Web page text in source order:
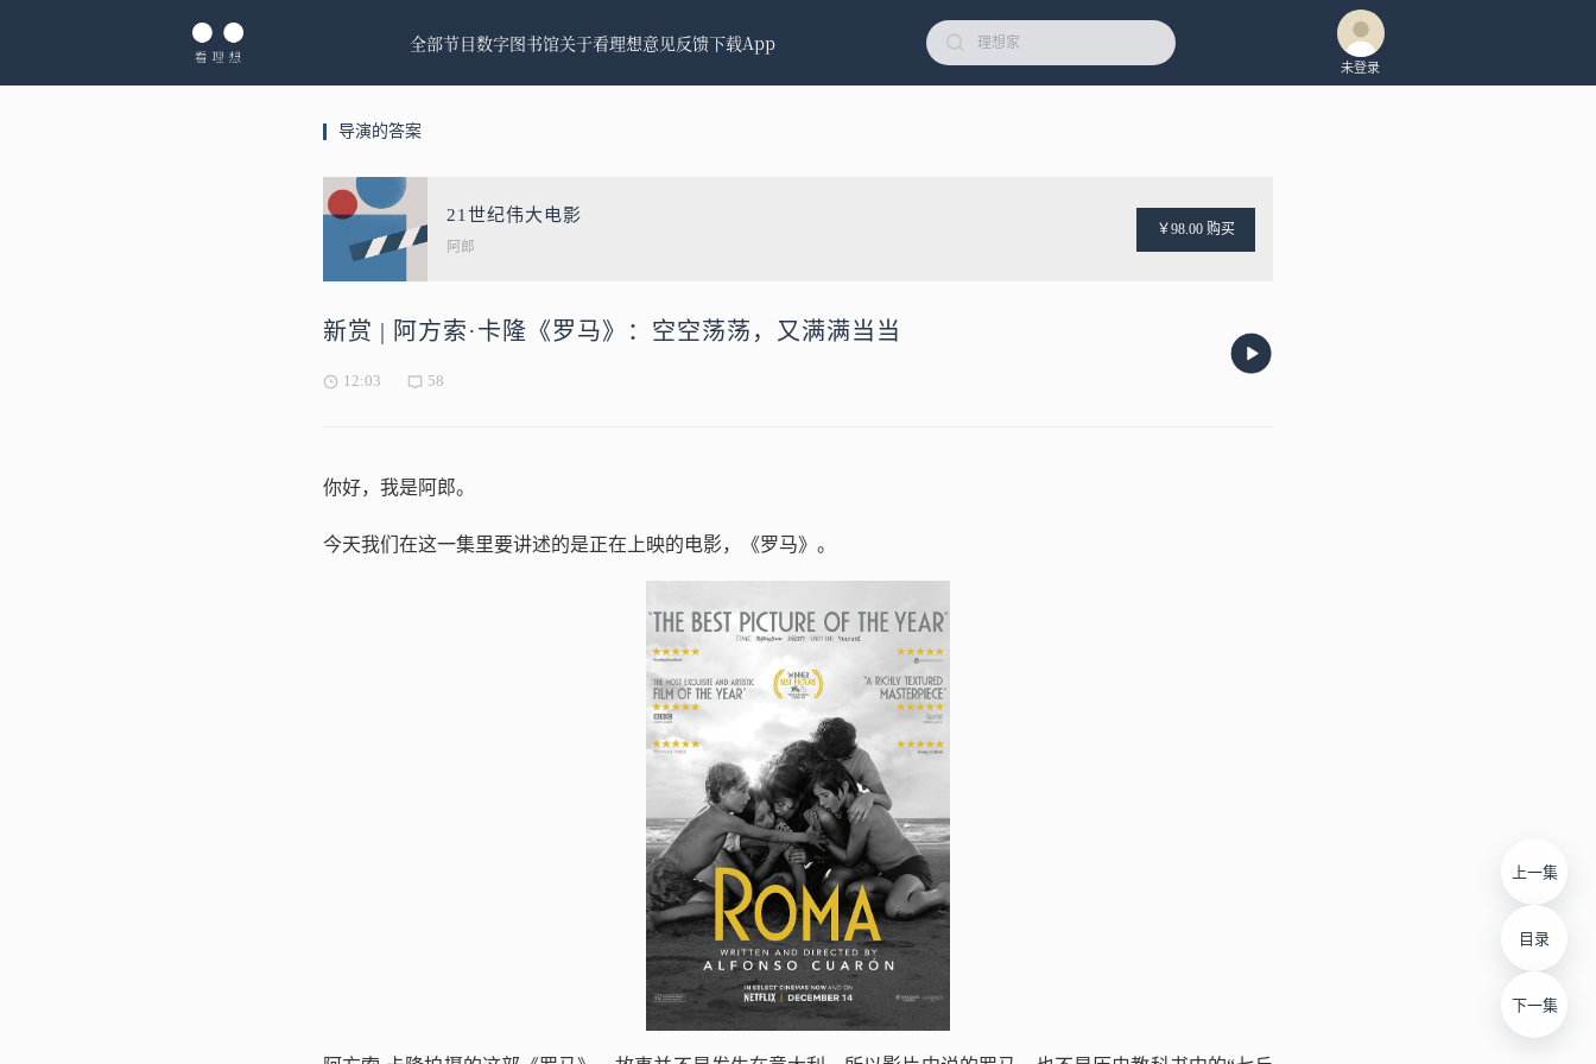
全部节目数字图书馆关于看理想意见反馈下载App
未登录
导演的答案
21世纪伟大电影
阿郎
￥98.00 购买
新赏 | 阿方索·卡隆《罗马》：空空荡荡，又满满当当
12:03 58
上一集
目录
下一集
你好，我是阿郎。
今天我们在这一集里要讲述的是正在上映的电影，《罗马》。